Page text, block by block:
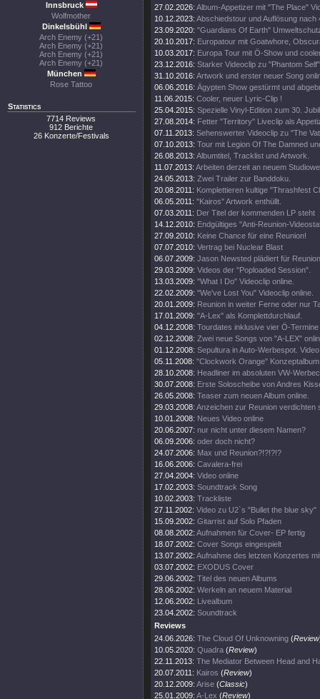
Innsbruck
Wolfmother
Dinkelsbühl
Arch Enemy (+21)
Arch Enemy (+21)
Arch Enemy (+21)
Arch Enemy (+21)
München
Rose Tattoo
Statistics
7714 Reviews
912 Berichte
26 Konzerte/Festivals
27.02.2026: Album-Appetizer mit "The Place"
10.12.2023: Abschiedstour und Auflösung nach
23.09.2020: "Guardians Of Earth"
20.10.2017: Europatour mit Goatwhore,
10.03.2017: Europa Tour mit Ö-Show und
23.12.2016: Starker Videoclip zu "Phantom
31.10.2016: Artwork und erster neuer Song
06.06.2016: Ägypten Show gestürmt und
11.06.2015: Cooler, neuer Lyric-Clip !
25.04.2015: Spezielle Vinyl-Edition zum 30.
27.08.2014: Fetter "Territory" Liveclip als
07.11.2013: Sehenswerter Videoclip zu "The
07.10.2013: Tour mit Legion Of The Damned
26.08.2013: Albumtitel, Tracklist und Artwork.
11.07.2013: Arbeiten derzeit an neuem
24.05.2013: Zwei Trailer zur Banddoku.
20.08.2011: Komplettieren kultige "Thrashfest
06.05.2011: "Kairos" Artwork enthüllt.
07.03.2011: Der Titel der kommenden LP steht
14.12.2010: Endgültiges "Anti-Reunion-
27.09.2010: Keine Chance für eine Reunion!
07.07.2010: Vertrag bei Nuclear Blast
06.07.2009: Jason Newsted plädiert für
29.03.2009: Videos der "Poploaded Session".
13.03.2009: "What I Do" Videoclip online.
22.02.2009: "We've Lost You" Videoclip online.
20.01.2009: Reunion in weiter Ferne oder nur
17.01.2009: "A-Lex" als Komplettdurchlauf.
04.12.2008: Tourdates inklusive vier Ö-Termine
02.12.2008: Zwei neue Songs von "A-LEX"
01.12.2008: Sepultura in Auto-Werbespot.
05.11.2008: "Clockwork Orange"
28.10.2008: Headliner im absoluten VW-
30.07.2008: Erste Soloscheibe von Andres
26.05.2008: Teaser zum neuen Album online.
29.03.2008: Anzeichen zur Reunion verdichten
10.01.2008: Neues Video online
20.06.2007: nur nicht unter diesem Namen?
06.09.2006: oder doch nicht?
24.07.2006: Max und Reunion?!?!?!?
16.06.2006: Cavalera-frei
27.04.2004: Video online
17.02.2003: Soundtrack Song
10.02.2003: Trackliste
27.11.2002: Video zu U2`s "Bullet the blue sky"
15.09.2002: Gitarrist auf Solo Pfaden
08.08.2002: Aufnahmen für Cover- EP fertig
18.07.2002: Cover Songs eingespielt
13.07.2002: Aufnahme des letzten Konzertes
03.07.2002: EXODUS Cover
29.06.2002: Titel des neuen Albums
28.06.2002: Werkeln an neuem Material
12.06.2002: Livealbum
23.04.2002: Soundtrack
Reviews
24.06.2026: The Cloud Of Unknowning (Review
10.05.2020: Quadra (Review)
22.11.2013: The Mediator Between Head and
20.07.2011: Kairos (Review)
20.12.2009: Arise (Classic)
25.01.2009: A-Lex (Review)